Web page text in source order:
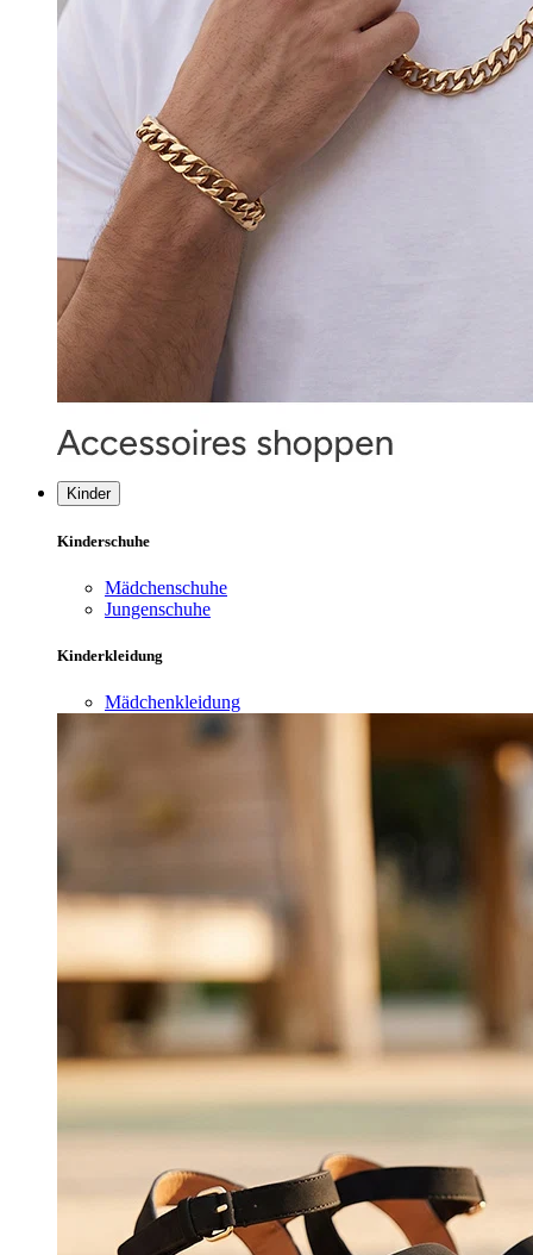
Kinder
Kinderschuhe
Mädchenschuhe
Jungenschuhe
Kinderkleidung
Mädchenkleidung